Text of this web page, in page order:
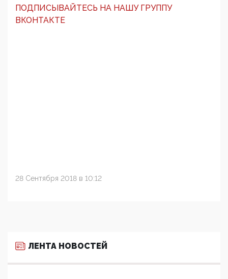
ПОДПИСЫВАЙТЕСЬ НА НАШУ ГРУППУ
ВКОНТАКТЕ
28 Сентября 2018 в 10:12
ЛЕНТА НОВОСТЕЙ